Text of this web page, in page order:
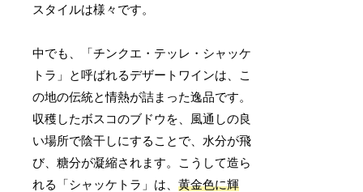
スタイルは様々です。
中でも、「チンクエ・テッレ・シャッケ
トラ」と呼ばれるデザートワインは、こ
の地の伝統と情熱が詰まった逸品です。
収穫したボスコのブドウを、風通しの良
い場所で陰干しにすることで、水分が飛
び、糖分が凝縮されます。こうして造ら
れる「シャッケトラ」は、黄金色に輝